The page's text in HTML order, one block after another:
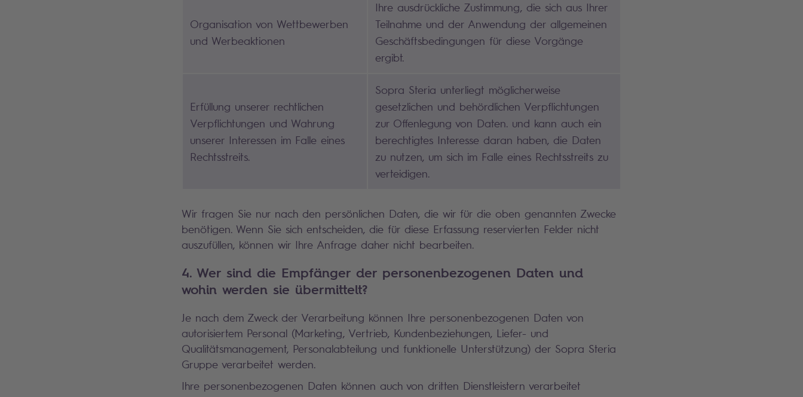
Organisation von Wettbewerben
und Werbeaktionen
Ihre ausdrückliche Zustimmung, die sich aus Ihrer
Teilnahme und der Anwendung der allgemeinen
Geschäftsbedingungen für diese Vorgänge
ergibt.
Erfüllung unserer rechtlichen
Verpflichtungen und Wahrung
unserer Interessen im Falle eines
Rechtsstreits.
Sopra Steria unterliegt möglicherweise
gesetzlichen und behördlichen Verpflichtungen
zur Offenlegung von Daten. und kann auch ein
berechtigtes Interesse daran haben, die Daten
zu nutzen, um sich im Falle eines Rechtsstreits zu
verteidigen.
Wir fragen Sie nur nach den persönlichen Daten, die wir für die oben genannten Zwecke
benötigen. Wenn Sie sich entscheiden, die für diese Erfassung reservierten Felder nicht
auszufüllen, können wir Ihre Anfrage daher nicht bearbeiten.
4. Wer sind die Empfänger der personenbezogenen Daten und
wohin werden sie übermittelt?
Je nach dem Zweck der Verarbeitung können Ihre personenbezogenen Daten von
autorisiertem Personal (Marketing, Vertrieb, Kundenbeziehungen, Liefer- und
Qualitätsmanagement, Personalabteilung und funktionelle Unterstützung) der Sopra Steria
Gruppe verarbeitet werden.
Ihre personenbezogenen Daten können auch von dritten Dienstleistern verarbeitet